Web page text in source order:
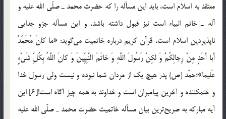
معتقد به اسلام است، بايد اين مسأله را كه حضرت محمد ـ صلّي الله عليه و
آله ـ خاتم انبياء است نيز قبول داشته باشد، و اين مسأله جزو جدايي
ناپذيردين اسلام است، قرآن كريم درباره خاتميت مي‌گويد: «ما كانَ مُحَمَّدٌ
أَبا أَحَدٍ مِنْ رِجالِكُمْ وَ لكِنْ رَسُولَ اللَّهِ وَ خاتَمَ النَّبِيِّينَ وَ كانَ اللَّهُ بِكُلِّ شَيْ‏ءٍ
عَليما»؛حمّد (ص) پدر هيچ يك از مردان شما نبوده و نيست ولى رسول خدا
و ختم‏كننده و آخرين پيامبران است و خداوند به همه چيز آگاه است![6] اين
آيه مباركه به صريح‌ترين بيان مسأله خاتميت حضرت محمد ـ صلّي الله عليه